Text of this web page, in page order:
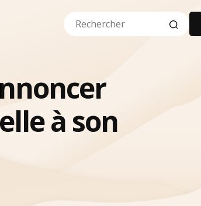
à son